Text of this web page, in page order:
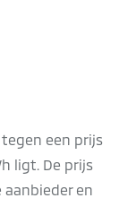
een prijs
ligt. De prijs
en